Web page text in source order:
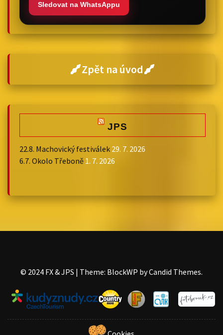
Sledovat na WhatsAppu
Zpět na úvod
JPS
22.8. Machovický festiválek 29. 7. 2026
6.7. Okolo Třeboně 1. 7. 2026
©️ 2024 FX & JPS | Theme: BlockWP byCandid Themes.